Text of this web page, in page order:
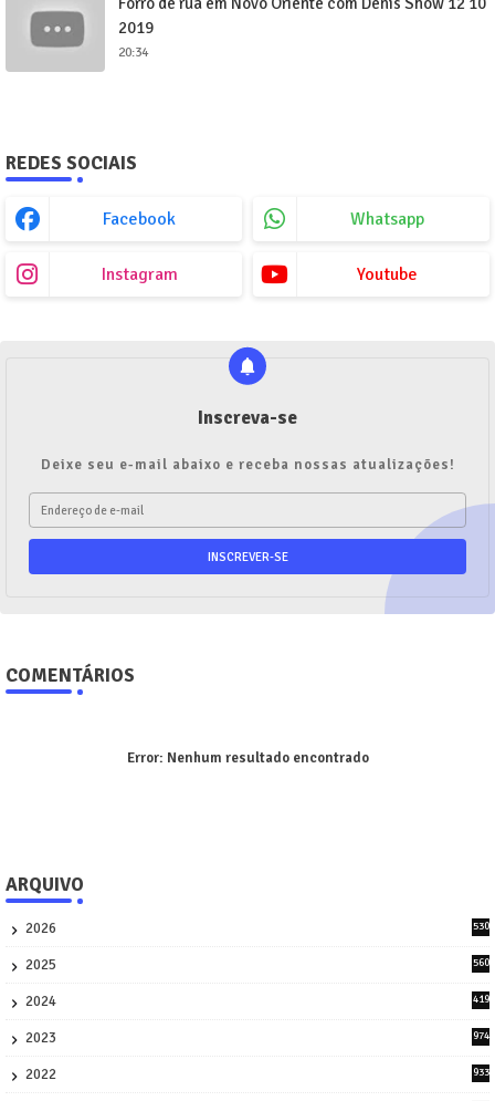
2019
20:34
REDES SOCIAIS
Facebook Whatsapp
Instagram Youtube
Inscreva-se
Deixe seu e-mail abaixo e receba nossas atualizações!
COMENTÁRIOS
Error: Nenhum resultado encontrado
ARQUIVO
2026
530
2025
560
2024
419
2023
974
2022
933